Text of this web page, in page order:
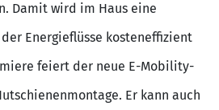
Damit wird im Haus eine
Energieflüsse kosteneffizient
feiert der neue E-Mobility-
Er kann auch